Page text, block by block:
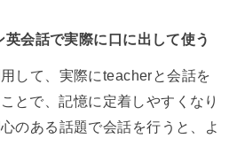
英会話で実際に口に出して使う
して、実際にteacherと会話を
とで、記憶に定着しやすくなり
のある話題で会話を行うと、よ